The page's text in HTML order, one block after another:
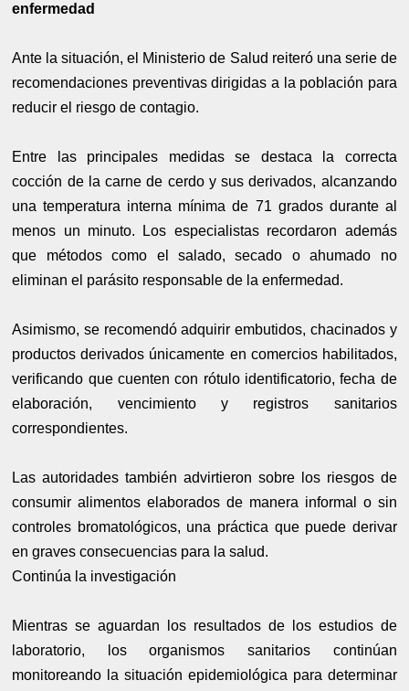
enfermedad
Ante la situación, el Ministerio de Salud reiteró una serie de
recomendaciones preventivas dirigidas a la población para
reducir el riesgo de contagio.
Entre las principales medidas se destaca la correcta
cocción de la carne de cerdo y sus derivados, alcanzando
una temperatura interna mínima de 71 grados durante al
menos un minuto. Los especialistas recordaron además
que métodos como el salado, secado o ahumado no
eliminan el parásito responsable de la enfermedad.
Asimismo, se recomendó adquirir embutidos, chacinados y
productos derivados únicamente en comercios habilitados,
verificando que cuenten con rótulo identificatorio, fecha de
elaboración, vencimiento y registros sanitarios
correspondientes.
Las autoridades también advirtieron sobre los riesgos de
consumir alimentos elaborados de manera informal o sin
controles bromatológicos, una práctica que puede derivar
en graves consecuencias para la salud.
Continúa la investigación
Mientras se aguardan los resultados de los estudios de
laboratorio, los organismos sanitarios continúan
monitoreando la situación epidemiológica para determinar